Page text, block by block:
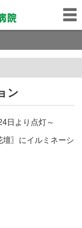
ン
日より点灯～
壇〗にイルミネーシ